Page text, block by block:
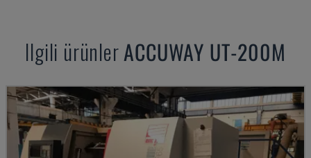
Ilgili ürünlerACCUWAY UT-200M